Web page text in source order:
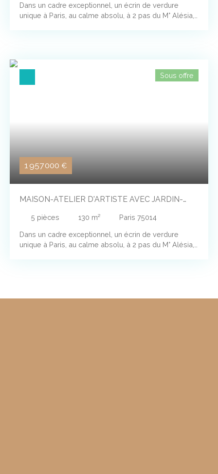
Dans un cadre exceptionnel, un écrin de verdure
unique à Paris, au calme absolu, à 2 pas du M° Alésia,
1 957 000 €
Sous offre
MAISON-ATELIER D'ARTISTE AVEC JARDIN-
5 pièces 130 m² Paris 75014
Dans un cadre exceptionnel, un écrin de verdure
unique à Paris, au calme absolu, à 2 pas du M° Alésia,